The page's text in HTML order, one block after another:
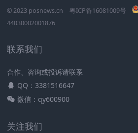
© 2023 posnews.cn 粤ICP备16081009号
44030002001876
联系我们
合作、咨询或投诉请联系
QQ：3381516647
微信：qy600900
关注我们